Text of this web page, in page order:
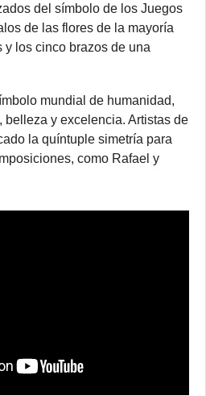
del símbolo de los Juegos
de las flores de la mayoría
y los cinco brazos de una
mundial de humanidad,
belleza y excelencia. Artistas de
la quíntuple simetría para
como Rafael y